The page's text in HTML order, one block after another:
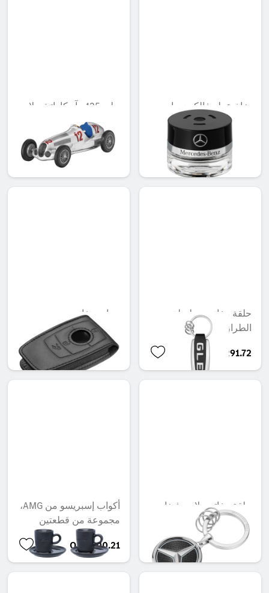
بخاخ عطر فالكون، بامبو
QAR 566.88
دبليو 125 - آر كاراتشيولا
يفوز بسباق الجائزة الكبرى
الألمانية (1937)
QAR 958.73
حلقة مفاتيح، سلسلة
الطراز GLE
QAR 291.72
جراب مفاتيح
QAR 363.83
حلقة مفاتيح، لاس فيغاس
QAR 427.16
أكواب إسبريسو من AMG،
مجموعة من قطعتين
QAR 500.21